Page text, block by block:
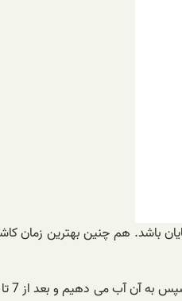
باشد. هم چنین بهترین زمان